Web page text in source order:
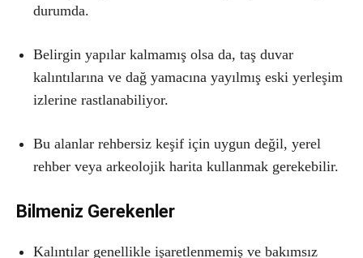
durumda.
Belirgin yapılar kalmamış olsa da, taş duvar
kalıntılarına ve dağ yamacına yayılmış eski yerleşim
izlerine rastlanabiliyor.
Bu alanlar rehbersiz keşif için uygun değil, yerel
rehber veya arkeolojik harita kullanmak gerekebilir.
Bilmeniz Gerekenler
Kalıntılar genellikle işaretlenmemiş ve bakımsız